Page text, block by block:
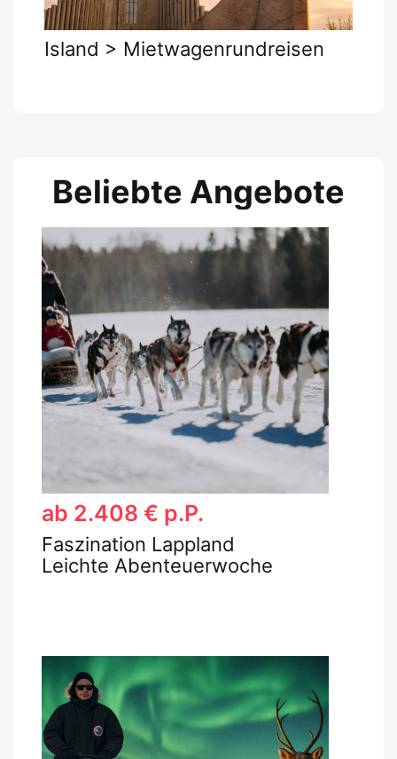
Island > Mietwagenrundreisen
Beliebte Angebote
ab 2.408 € p.P.
Faszination Lappland
Leichte Abenteuerwoche